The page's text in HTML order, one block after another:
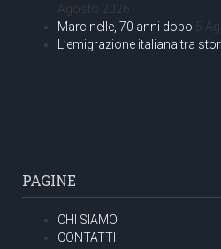
Agosto 2026
Marcinelle, 70 anni dopo 5
L’emigrazione italiana tra
PAGINE
CHI SIAMO
CONTATTI